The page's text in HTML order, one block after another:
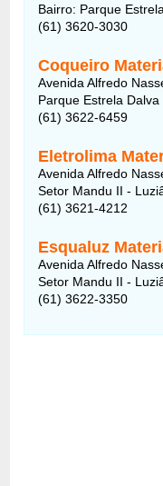
Bairro: Parque
(61) 3620-3030
Coqueiro
Avenida Alfredo
Parque Estrela
(61) 3622-6459
Eletrolima
Avenida Alfredo
Setor Mandu II -
(61) 3621-4212
Esqualuz
Avenida Alfredo
Setor Mandu II -
(61) 3622-3350